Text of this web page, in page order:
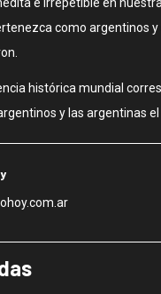
e irrepetible en
como argentinos
histórica mundial
y las argentinas